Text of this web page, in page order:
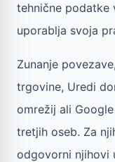
tehnične podatke
uporablja svoja
Zunanje
trgovine, Uredi
omrežij ali
tretjih oseb. Za
odgovorni njihovi